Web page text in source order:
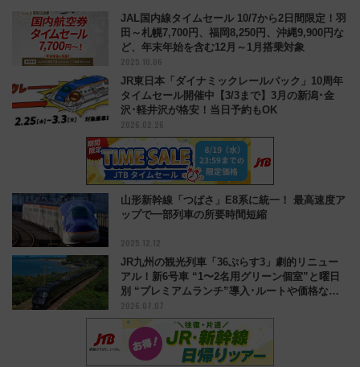
JAL国内線タイムセール 10/7から2日間限定！羽
田～札幌7,700円、福岡8,250円、沖縄9,900円な
ど、年末年始を含む12月～1月搭乗対象
2025.10.06
JR東日本「ダイナミックレールパック」10周年
タイムセール開催中【3/3まで】3月の新潟･金
沢･軽井沢が格安！当日予約もOK
2026.02.26
山形新幹線「つばさ」E8系に統一！ 最高速度ア
ップで一部列車の所要時間短縮
2025.12.12
JR九州の観光列車「36ぷらす3」劇的リニュー
アル！新6号車 “1〜2名用グリーン個室”と曜日
別 “プレミアムランチ”導入･ルートや価格など
解説
2026.07.07